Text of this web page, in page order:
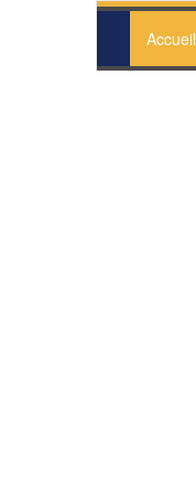
Accueil